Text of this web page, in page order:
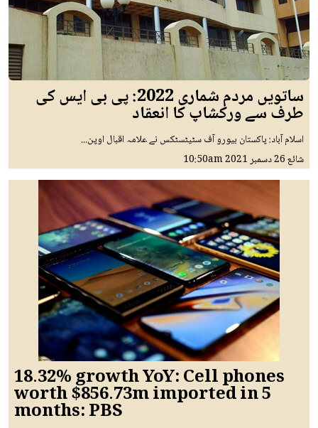
ساتویں مردم شماری 2022: پی بی ایس کی
طرف سے ورکشاپ کا انعقاد
اسلام آباد: پاکستان بیورو آف سٹیٹسٹکس نے علامہ اقبال اوپن...
شائع26 دسمبر 2021 10:50am
18.32% growth YoY: Cell phones
worth $856.73m imported in 5
months: PBS